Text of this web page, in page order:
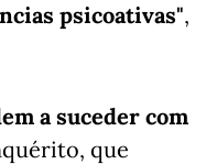
psicoativas",
a suceder com
que